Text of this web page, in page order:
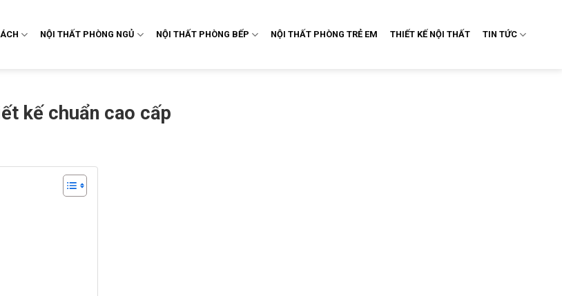
NỘI THẤT PHÒNG NGỦ NỘI THẤT PHÒNG BẾP NỘI THẤT PHÒNG TRẺ EM THIẾT KẾ NỘI THẤT TIN TỨC
kế chuẩn cao cấp